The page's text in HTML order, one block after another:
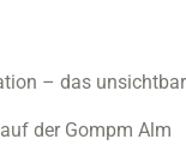
– das
der Gompm Alm